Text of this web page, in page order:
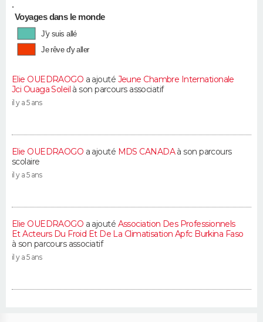
•
Voyages dans le monde
J'y suis allé
Je rêve d'y aller
Elie OUEDRAOGO a ajouté Jeune Chambre Internationale
Jci Ouaga Soleil à son parcours associatif
il y a 5 ans
Elie OUEDRAOGO a ajouté MDS CANADAà son parcours
scolaire
il y a 5 ans
Elie OUEDRAOGO a ajouté Association Des Professionnels
Et Acteurs Du Froid Et De La Climatisation Apfc Burkina Faso
à son parcours associatif
il y a 5 ans